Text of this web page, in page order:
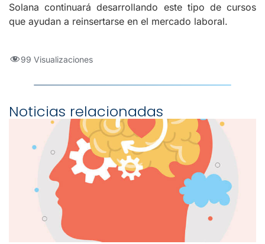
Solana continuará desarrollando este tipo de cursos
que ayudan a reinsertarse en el mercado laboral.
99 Visualizaciones
Noticias relacionadas